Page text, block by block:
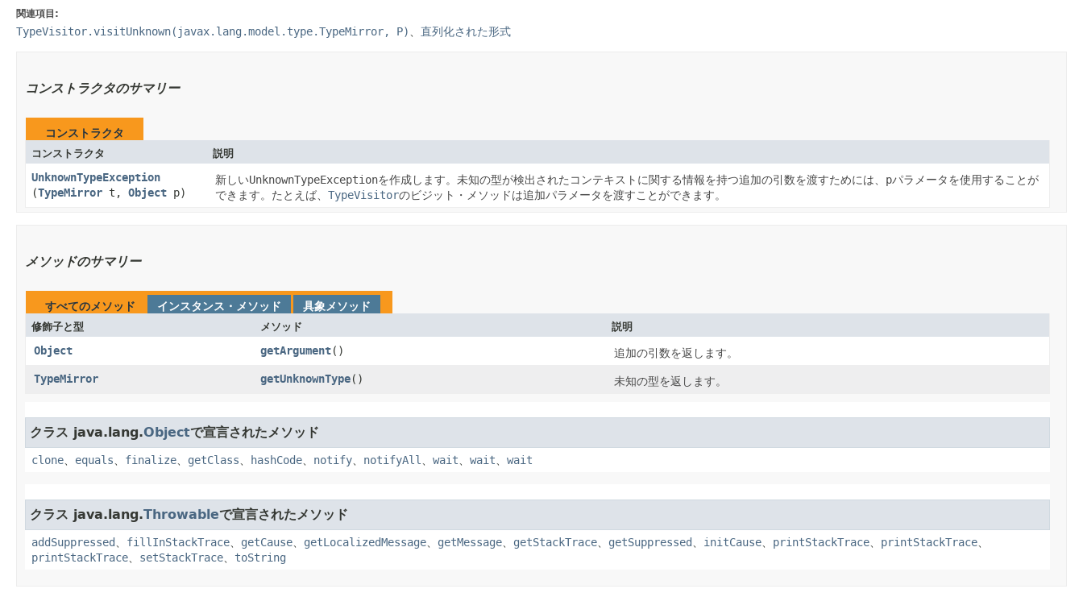
関連項目:
TypeVisitor.visitUnknown(javax.lang.model.type.TypeMirror, P) 直列化された形式
コンストラクタのサマリー
コンストラクタ
コンストラクタ 説明
UnknownTypeException
(TypeMirror t, Object p)
新しいUnknownTypeExceptionを作成します。未知の型が検出されたコンテキストに関する情報を持つ追加の引数を渡すためには、 pパラメータを使用することが
できます。たとえば、 TypeVisitorのビジット・メソッドは追加パラメータを渡すことができます。
メソッドのサマリー
すべてのメソッド インスタンス・メソッド 具象メソッド
修飾子と型 メソッド 説明
Object getArgument() 追加の引数を返します。
TypeMirror getUnknownType() 未知の型を返します。
クラス java.lang.Objectで宣言されたメソッド
clone、 equals、 finalize、 getClass、 hashCode、 notify、 notifyAll、 wait、 wait、 wait
クラス java.lang.Throwableで宣言されたメソッド
addSuppressed、 fillInStackTrace、 getCause、 getLocalizedMessage、 getMessage、 getStackTrace、 getSuppressed、 initCause、 printStackTrace、 printStackTrace、
printStackTrace、 setStackTrace、 toString